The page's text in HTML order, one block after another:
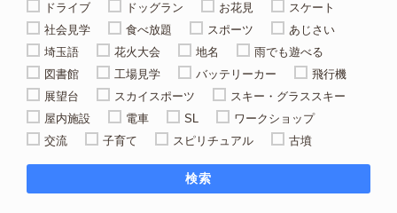
ドライブ
ドッグラン お花見
スケート
社会見学
食べ放題 スポーツ
あじさい
埼玉語
花火大会 地名
雨でも遊べる
図書館
工場見学 バッテリーカー
飛行機
展望台
スカイスポーツ
スキー・グラススキー
屋内施設
電車 SL
ワークショップ
交流
子育て スピリチュアル 古墳
検索